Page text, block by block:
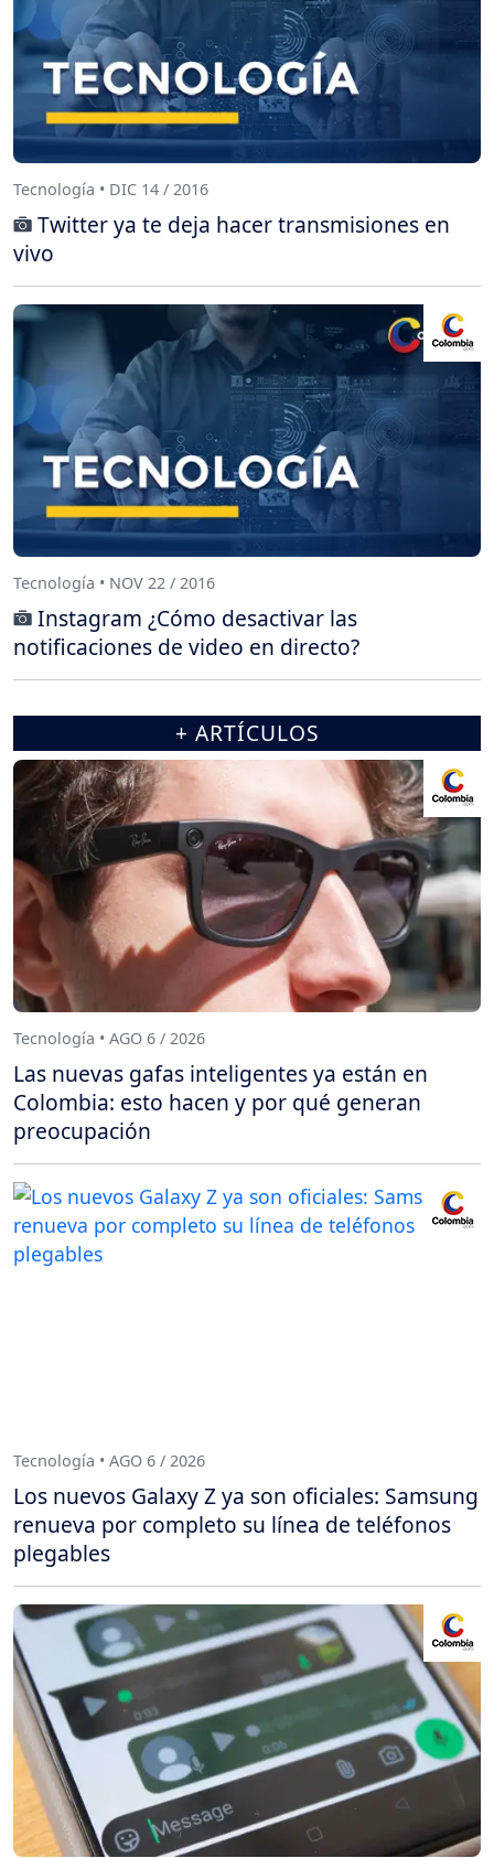
Tecnología • DIC 14 / 2016
Twitter ya te deja hacer transmisiones en
vivo
Tecnología • NOV 22 / 2016
Instagram ¿Cómo desactivar las
notificaciones de video en directo?
+ ARTÍCULOS
Tecnología • AGO 6 / 2026
Las nuevas gafas inteligentes ya están en
Colombia: esto hacen y por qué generan
preocupación
Tecnología • AGO 6 / 2026
Los nuevos Galaxy Z ya son oficiales: Samsung
renueva por completo su línea de teléfonos
plegables